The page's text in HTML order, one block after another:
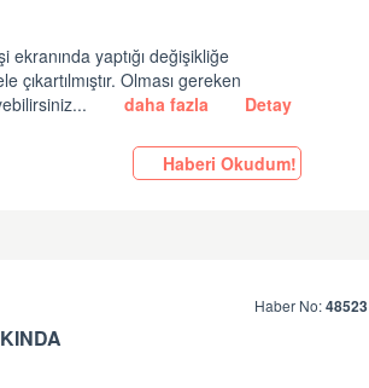
ekranında yaptığı değişikliğe
Olması gereken
daha fazla
Detay
Haberi Okudum!
Haber No:48523